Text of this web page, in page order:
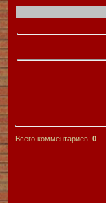
Всего комментариев: 0